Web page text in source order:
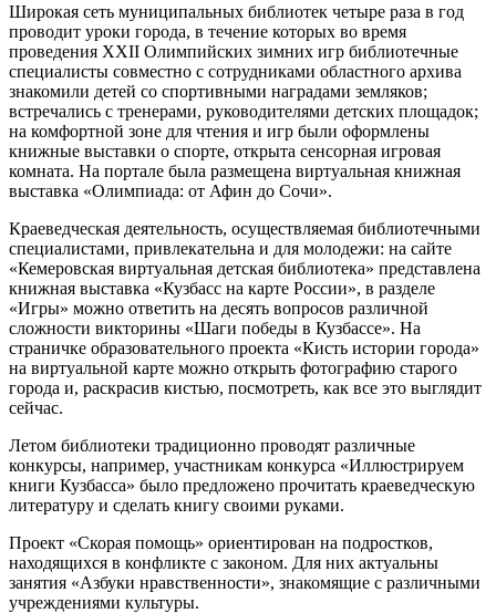
Широкая сеть муниципальных библиотек четыре раза в год
проводит уроки города, в течение которых во время
проведения XXII Олимпийских зимних игр библиотечные
специалисты совместно с сотрудниками областного архива
знакомили детей со спортивными наградами земляков;
встречались с тренерами, руководителями детских площадок;
на комфортной зоне для чтения и игр были оформлены
книжные выставки о спорте, открыта сенсорная игровая
комната. На портале была размещена виртуальная книжная
выставка «Олимпиада: от Афин до Сочи».
Краеведческая деятельность, осуществляемая библиотечными
специалистами, привлекательна и для молодежи: на сайте
«Кемеровская виртуальная детская библиотека» представлена
книжная выставка «Кузбасс на карте России», в разделе
«Игры» можно ответить на десять вопросов различной
сложности викторины «Шаги победы в Кузбассе». На
страничке образовательного проекта «Кисть истории города»
на виртуальной карте можно открыть фотографию старого
города и, раскрасив кистью, посмотреть, как все это выглядит
сейчас.
Летом библиотеки традиционно проводят различные
конкурсы, например, участникам конкурса «Иллюстрируем
книги Кузбасса» было предложено прочитать краеведческую
литературу и сделать книгу своими руками.
Проект «Скорая помощь» ориентирован на подростков,
находящихся в конфликте с законом. Для них актуальны
занятия «Азбуки нравственности», знакомящие с различными
учреждениями культуры.